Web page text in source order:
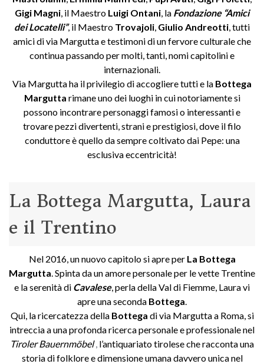
Gigi Magni, il Maestro Luigi Ontani, la Fondazione “Amici
dei Locatelli”, il Maestro Trovajoli, Giulio Andreotti, tutti
amici di via Margutta e testimoni di un fervore culturale che
continua passando per molti, tanti, nomi capitolini e
internazionali.
Via Margutta ha il privilegio di accogliere tutti e la Bottega
Margutta rimane uno dei luoghi in cui notoriamente si
possono incontrare personaggi famosi o interessanti e
trovare pezzi divertenti, strani e prestigiosi, dove il filo
conduttore è quello da sempre coltivato dai Pepe: una
esclusiva eccentricità!
La Bottega Margutta, Laura
e il Trentino
Nel 2016, un nuovo capitolo si apre per La Bottega
Margutta. Spinta da un amore personale per le vette Trentine
e la serenità di Cavalese, perla della Val di Fiemme, Laura vi
apre una seconda Bottega.
Qui, la ricercatezza della Bottega di via Margutta a Roma, si
intreccia a una profonda ricerca personale e professionale nel
Tiroler Bauernmöbel, l’antiquariato tirolese che racconta una
storia di folklore e dimensione umana davvero unica nel